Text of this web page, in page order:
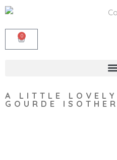
0
A LITTLE
GOURDE